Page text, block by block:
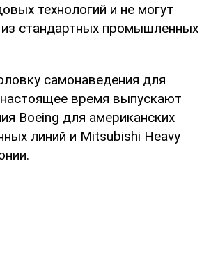
технологий и не могут
стандартных промышленных
самонаведения для
время выпускают
Boeing для американских
линий и Mitsubishi Heavy